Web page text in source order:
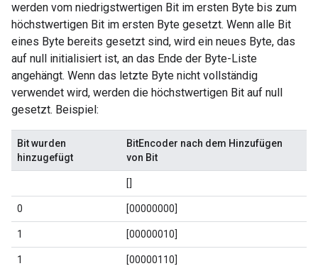
werden vom niedrigstwertigen Bit im ersten Byte bis zum
höchstwertigen Bit im ersten Byte gesetzt. Wenn alle Bit
eines Byte bereits gesetzt sind, wird ein neues Byte, das
auf null initialisiert ist, an das Ende der Byte-Liste
angehängt. Wenn das letzte Byte nicht vollständig
verwendet wird, werden die höchstwertigen Bit auf null
gesetzt. Beispiel:
Bit wurden
hinzugefügt
BitEncoder nach dem Hinzufügen
von Bit
[]
0 [00000000]
1 [00000010]
1 [00000110]